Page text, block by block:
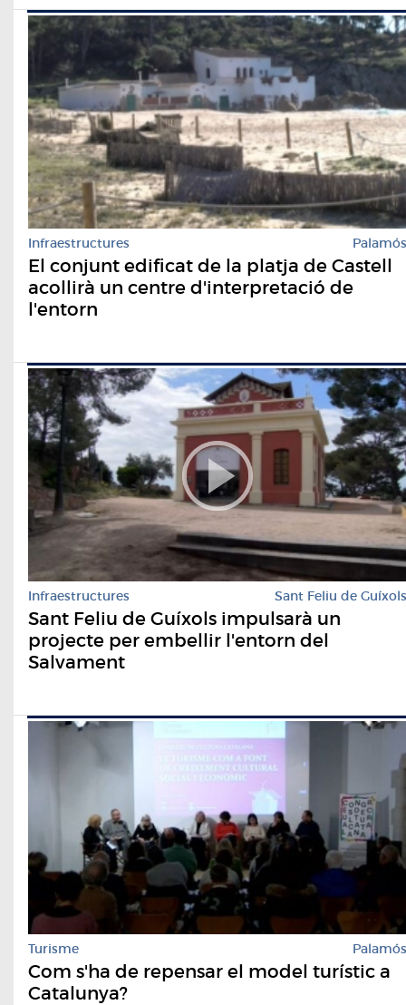
Infraestructures Palamós
El conjunt edificat de la platja de Castell
acollirà un centre d'interpretació de
l'entorn
Infraestructures Sant Feliu de Guíxols
Sant Feliu de Guíxols impulsarà un
projecte per embellir l'entorn del
Salvament
Turisme Palamós
Com s'ha de repensar el model turístic a
Catalunya?